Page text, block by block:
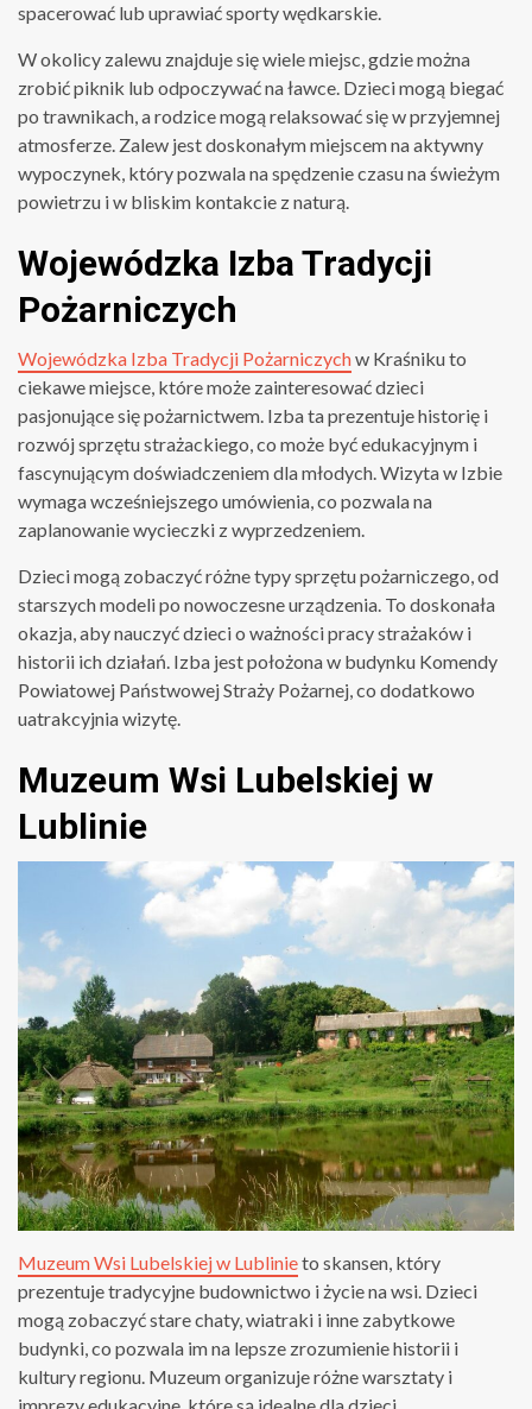
spacerować lub uprawiać sporty wędkarskie.
W okolicy zalewu znajduje się wiele miejsc, gdzie można
zrobić piknik lub odpoczywać na ławce. Dzieci mogą biegać
po trawnikach, a rodzice mogą relaksować się w przyjemnej
atmosferze. Zalew jest doskonałym miejscem na aktywny
wypoczynek, który pozwala na spędzenie czasu na świeżym
powietrzu i w bliskim kontakcie z naturą.
Wojewódzka Izba Tradycji
Pożarniczych
Wojewódzka Izba Tradycji Pożarniczychw Kraśniku to
ciekawe miejsce, które może zainteresować dzieci
pasjonujące się pożarnictwem. Izba ta prezentuje historię i
rozwój sprzętu strażackiego, co może być edukacyjnym i
fascynującym doświadczeniem dla młodych. Wizyta w Izbie
wymaga wcześniejszego umówienia, co pozwala na
zaplanowanie wycieczki z wyprzedzeniem.
Dzieci mogą zobaczyć różne typy sprzętu pożarniczego, od
starszych modeli po nowoczesne urządzenia. To doskonała
okazja, aby nauczyć dzieci o ważności pracy strażaków i
historii ich działań. Izba jest położona w budynku Komendy
Powiatowej Państwowej Straży Pożarnej, co dodatkowo
uatrakcyjnia wizytę.
Muzeum Wsi Lubelskiej w
Lublinie
Muzeum Wsi Lubelskiej w Lublinieto skansen, który
prezentuje tradycyjne budownictwo i życie na wsi. Dzieci
mogą zobaczyć stare chaty, wiatraki i inne zabytkowe
budynki, co pozwala im na lepsze zrozumienie historii i
kultury regionu. Muzeum organizuje różne warsztaty i